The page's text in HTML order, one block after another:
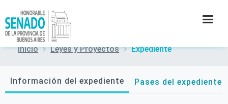
SECRETARÍAS
Inicio Leyes y Proyectos Expediente
Información del expediente Pases del expediente